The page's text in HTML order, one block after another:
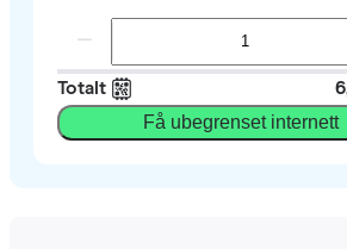
Totalt
Få ubegrenset internett